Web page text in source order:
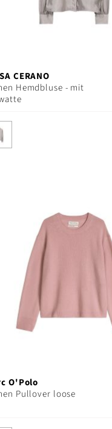
CERANO
Hemdbluse - mit
O'Polo
Pullover loose